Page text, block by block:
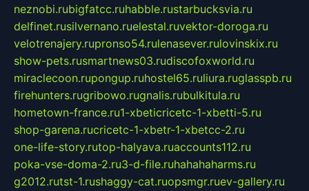
neznobi.rubigfatcc.ruhabble.rustarbucksvia.ru
delfinet.rusilvernano.ruelestal.ruvektor-doroga.ru
velotrenajery.rupronso54.rulenasever.rulovinskix.ru
show-pets.rusmartnews03.rudiscofoxworld.ru
miraclecoon.rupongup.ruhostel65.ruliura.ruglasspb.ru
firehunters.rugribowo.rugnalis.rubulkitula.ru
hometown-france.ru1-xbeticricetc-1-xbetti-5.ru
shop-garena.rucricetc-1-xbetr-1-xbetcc-2.ru
one-life-story.rutop-halyava.ruaccounts112.ru
poka-vse-doma-2.ru3-d-file.ruhahahaharms.ru
g2012.rutst-1.rushaggy-cat.ruopsmgr.ruev-gallery.ru